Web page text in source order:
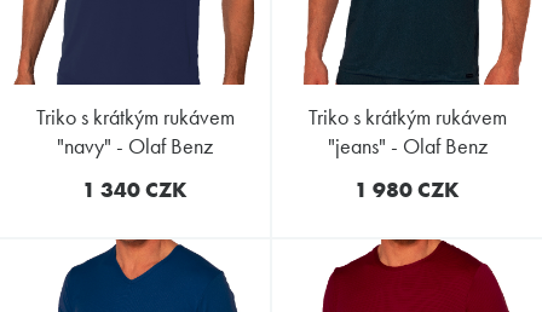
triko s krátkým rukávem
"navy" - Olaf Benz
1 340 CZK
triko s krátkým rukávem
"jeans" - Olaf Benz
1 980 CZK